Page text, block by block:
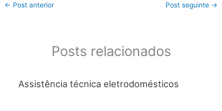
← Post anterior Post seguinte →
Posts relacionados
Assistência técnica eletrodomésticos